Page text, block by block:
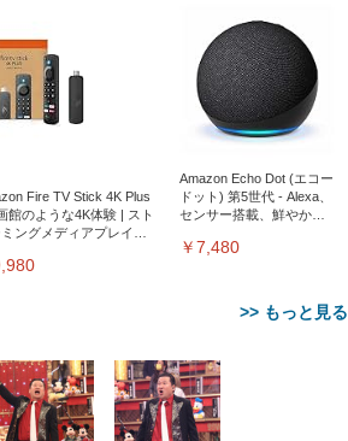
Fire TV Stick 4K Plus
館のような4K体験 | スト
ングメディアプレイヤ
Amazon Echo Dot (エコー
ドット) 第5世代 - Alexa、
センサー搭載、鮮やかな
￥7,480
>> もっと見る